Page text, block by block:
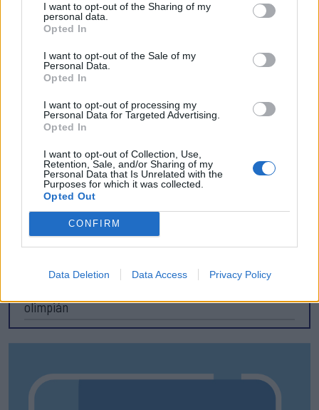
I want to opt-out of the Sharing of my
personal data.
Opted In
I want to opt-out of the Sale of my
Personal Data.
Opted In
I want to opt-out of processing my
Personal Data for Targeted Advertising.
Opted In
I want to opt-out of Collection, Use,
Retention, Sale, and/or Sharing of my
Personal Data that Is Unrelated with the
Purposes for which it was collected.
Opted Out
CONFIRM
Data Deletion Data Access Privacy Policy
(videóval)
14:55
Csíkszereda női focicsapata
Otthon kapott ki az újonctól a Marosvásárhelyi ASA,
a Steaua sem tudott nyerni
Olimpia 2024
Olimpia
Románia küldöttsége a 2024-es párizsi olimpián
Olimpia
olimpián